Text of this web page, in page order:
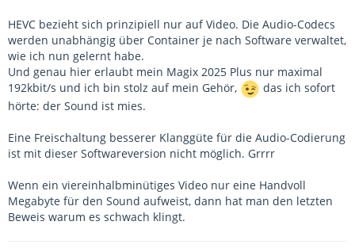
HEVC bezieht sich prinzipiell nur auf Video. Die Audio-Codecs
werden unabhängig über Container je nach Software verwaltet,
wie ich nun gelernt habe.
Und genau hier erlaubt mein Magix 2025 Plus nur maximal
192kbit/s und ich bin stolz auf mein Gehör,
das ich sofort
hörte: der Sound ist mies.
Eine Freischaltung besserer Klanggüte für die Audio-Codierung
ist mit dieser Softwareversion nicht möglich. Grrrr
Wenn ein viereinhalbminütiges Video nur eine Handvoll
Megabyte für den Sound aufweist, dann hat man den letzten
Beweis warum es schwach klingt.